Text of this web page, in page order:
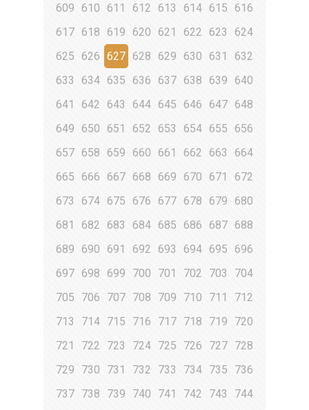
609
610 611 612 613 614 615
616
617 618 619 620 621 622 623
624
625
626 627 628 629 630 631
632
633
634 635 636 637 638 639 640
641
642 643 644 645 646 647 648
649
650 651 652 653 654 655 656
657 658 659 660 661 662 663
664
665
666 667 668 669 670 671
672
673
674 675 676 677 678 679
680
681
682 683 684 685 686 687 688
689
690 691 692 693 694 695
696
697 698 699 700 701 702 703
704
705
706 707 708 709 710 711
712
713
714 715 716 717 718 719
720
721
722 723 724 725 726 727 728
729
730 731 732 733 734 735
736
737 738 739 740 741 742 743
744